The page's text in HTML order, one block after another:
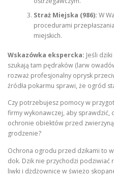
Straż Miejska (986): W
procedurami
miejskich.
Wskazówka ekspercka: Jeśli
szukają tam pędraków (larw
rozważ profesjonalny oprysk
źródła pokarmu sprawi, że ogród
Czy potrzebujesz pomocy w
firmy wykonawczej, aby sprawdzić,
ochronie obiektów przed
grodzenie?
Ochrona ogrodu przed dzikami to
dok. Dzik nie przychodzi podziwiać
liwki i dżdżownice w świeżo